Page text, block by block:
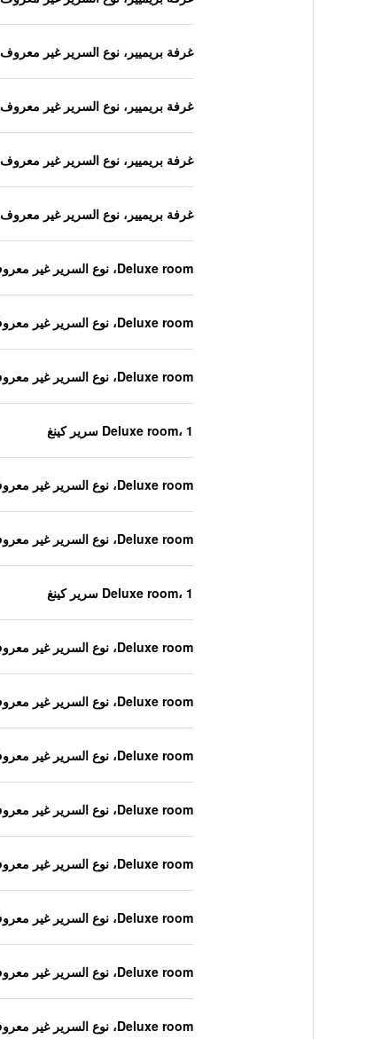
غرفة بريميير، نوع السرير غير معروف
غرفة بريميير، نوع السرير غير معروف
غرفة بريميير، نوع السرير غير معروف
غرفة بريميير، نوع السرير غير معروف
Deluxe room، نوع السرير غير معروف
Deluxe room، نوع السرير غير معروف
Deluxe room، نوع السرير غير معروف
Deluxe room، 1 سرير كينغ
Deluxe room، نوع السرير غير معروف
Deluxe room، نوع السرير غير معروف
Deluxe room، 1 سرير كينغ
Deluxe room، نوع السرير غير معروف
Deluxe room، نوع السرير غير معروف
Deluxe room، نوع السرير غير معروف
Deluxe room، نوع السرير غير معروف
Deluxe room، نوع السرير غير معروف
Deluxe room، نوع السرير غير معروف
Deluxe room، نوع السرير غير معروف
Deluxe room، نوع السرير غير معروف